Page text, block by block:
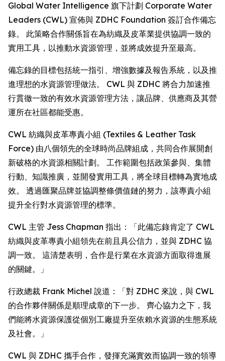
Global Water Intelligence 旗下計劃 Corporate Water
Leaders (CWL) 宣佈與 ZDHC Foundation 簽訂合作備忘
錄。 此策略合作關係旨在為紡織及皮革業提供協調一致的
實用工具，以推動水資源管理，並將成效提升至最高。
備忘錄的目標包括統一指引、增強數據及報告系統，以及推
進理想的水資源管理做法。 CWL 與 ZDHC 將合力加速推
行貫徹一致的有效水資源管理方法，讓品牌、供應商及其營
運所在社區都能受惠。
CWL 紡織與皮革專責小組 (Textiles & Leather Task
Force) 由八個領先的全球時尚品牌組成，共同合作展開創
新破格的水資源相關計劃。 工作範圍包括政策參與、集體
行動、知識推廣，並開發實用工具，將全球目標轉為實地成
效。 透過匯聚品牌並協調整條價值鏈的努力，該專責小組
提升全行對水資源管理的標準。
CWL 主管 Jess Chapman 指出：「此備忘錄肯定了 CWL
紡織與皮革專責小組領先在前且具公信力，並與 ZDHC 協
調一致。 這清楚表明，合作是行業在水資源方面取得進展
的關鍵。」
行政總裁 Frank Michel 說道：「對 ZDHC 來說，與 CWL
的合作夥伴關係是順理成章的下一步。 齊心協力之下，我
們能將水資源保護從個別工廠提升至依賴水資源的生態系統
及社會。」
CWL 與 ZDHC 攜手合作，發揮充滿實效而協調一致的領導